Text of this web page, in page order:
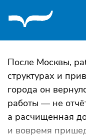
После Москвы,
структурах и
города он
работы — не
а расчищенная
и вовремя